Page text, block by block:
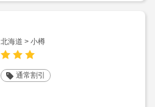
北海道 > 小樽
通常割引